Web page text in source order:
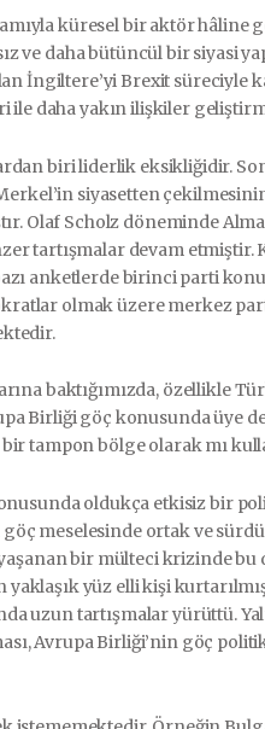
küresel bir aktör hâline
ve daha bütüncül bir siyasi
İngiltere’yi Brexit
daha yakın ilişkiler
biri liderlik eksikliğidir.
siyasetten
Olaf Scholz döneminde
tartışmalar devam etmiştir.
anketlerde birinci parti
olmak üzere merkez
baktığımızda, özellikle
Birliği göç konusunda üye
tampon bölge olarak mı
oldukça etkisiz bir
meselesinde ortak ve
bir mülteci krizinde
yüz elli kişi
uzun tartışmalar yürüttü.
Avrupa Birliği’nin göç